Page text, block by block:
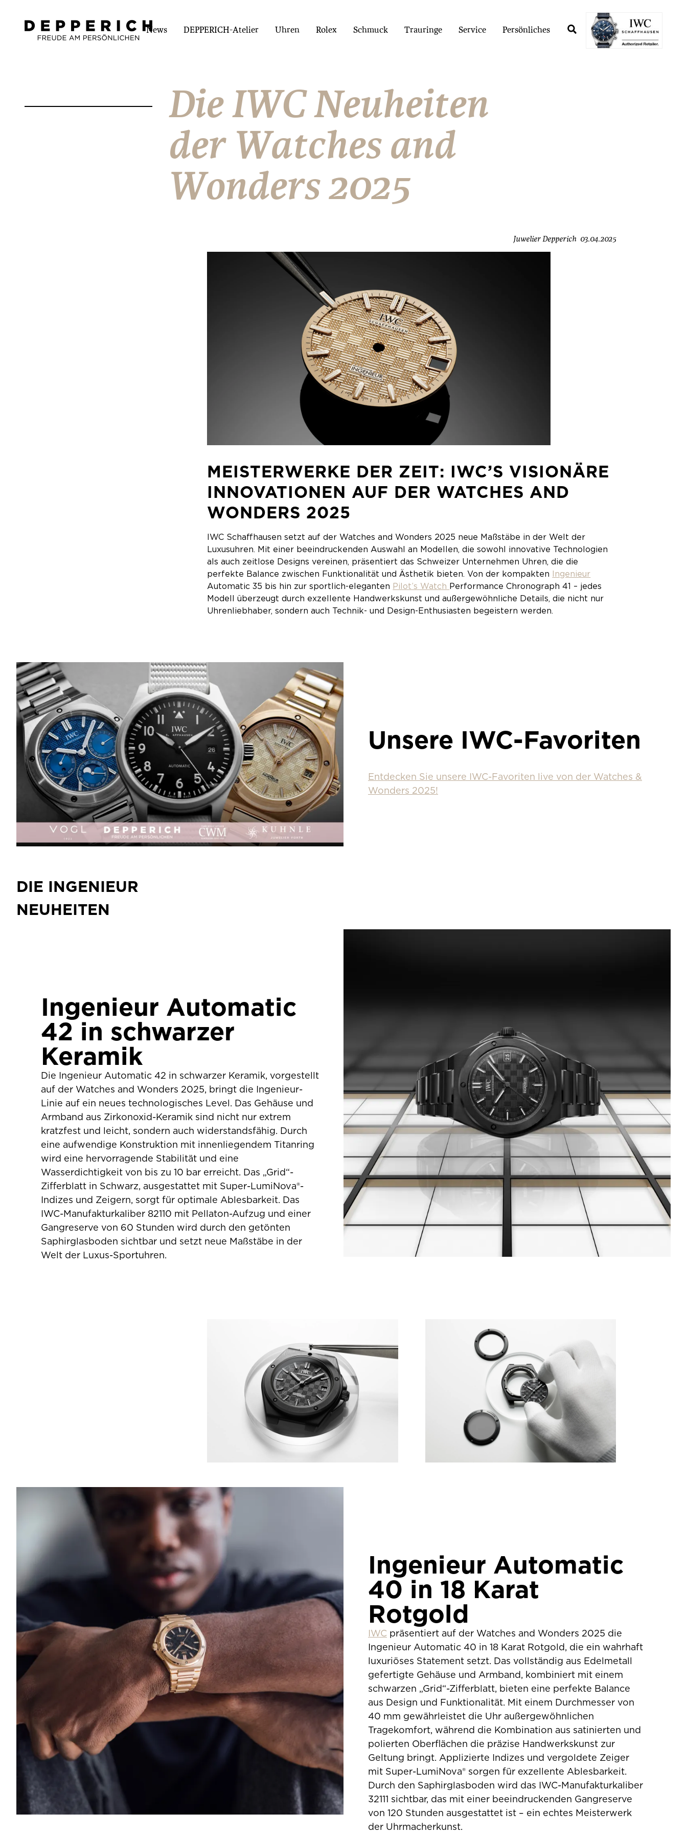
News DEPPERICH-Atelier Uhren Rolex Schmuck Trauringe Service Persönliches
Die IWC Neuheiten
der Watches and
Wonders 2025
Juwelier Depperich 03.04.2025
MEISTERWERKE DER ZEIT: IWC’S VISIONÄRE
INNOVATIONEN AUF DER WATCHES AND
WONDERS 2025
IWC Schaffhausen setzt auf der Watches and Wonders 2025 neue Maßstäbe in der Welt der
Luxusuhren. Mit einer beeindruckenden Auswahl an Modellen, die sowohl innovative Technologien
als auch zeitlose Designs vereinen, präsentiert das Schweizer Unternehmen Uhren, die die
perfekte Balance zwischen Funktionalität und Ästhetik bieten. Von der kompakten Ingenieur
Automatic 35 bis hin zur sportlich-eleganten Pilot’s Watch Performance Chronograph 41 – jedes
Modell überzeugt durch exzellente Handwerkskunst und außergewöhnliche Details, die nicht nur
Uhrenliebhaber, sondern auch Technik- und Design-Enthusiasten begeistern werden.
Unsere IWC-Favoriten
Entdecken Sie unsere IWC-Favoriten live von der Watches &
Wonders 2025!
DIE INGENIEUR
NEUHEITEN
Ingenieur Automatic
42 in schwarzer
Keramik
Die Ingenieur Automatic 42 in schwarzer Keramik, vorgestellt
auf der Watches and Wonders 2025, bringt die Ingenieur-
Linie auf ein neues technologisches Level. Das Gehäuse und
Armband aus Zirkonoxid-Keramik sind nicht nur extrem
kratzfest und leicht, sondern auch widerstandsfähig. Durch
eine aufwendige Konstruktion mit innenliegendem Titanring
wird eine hervorragende Stabilität und eine
Wasserdichtigkeit von bis zu 10 bar erreicht. Das „Grid“-
Zifferblatt in Schwarz, ausgestattet mit Super-LumiNova®-
Indizes und Zeigern, sorgt für optimale Ablesbarkeit. Das
IWC-Manufakturkaliber 82110 mit Pellaton-Aufzug und einer
Gangreserve von 60 Stunden wird durch den getönten
Saphirglasboden sichtbar und setzt neue Maßstäbe in der
Welt der Luxus-Sportuhren.
Ingenieur Automatic
40 in 18 Karat
Rotgold
IWC präsentiert auf der Watches and Wonders 2025 die
Ingenieur Automatic 40 in 18 Karat Rotgold, die ein wahrhaft
luxuriöses Statement setzt. Das vollständig aus Edelmetall
gefertigte Gehäuse und Armband, kombiniert mit einem
schwarzen „Grid“-Zifferblatt, bieten eine perfekte Balance
aus Design und Funktionalität. Mit einem Durchmesser von
40 mm gewährleistet die Uhr außergewöhnlichen
Tragekomfort, während die Kombination aus satinierten und
polierten Oberflächen die präzise Handwerkskunst zur
Geltung bringt. Applizierte Indizes und vergoldete Zeiger
mit Super-LumiNova® sorgen für exzellente Ablesbarkeit.
Durch den Saphirglasboden wird das IWC-Manufakturkaliber
32111 sichtbar, das mit einer beeindruckenden Gangreserve
von 120 Stunden ausgestattet ist – ein echtes Meisterwerk
der Uhrmacherkunst.